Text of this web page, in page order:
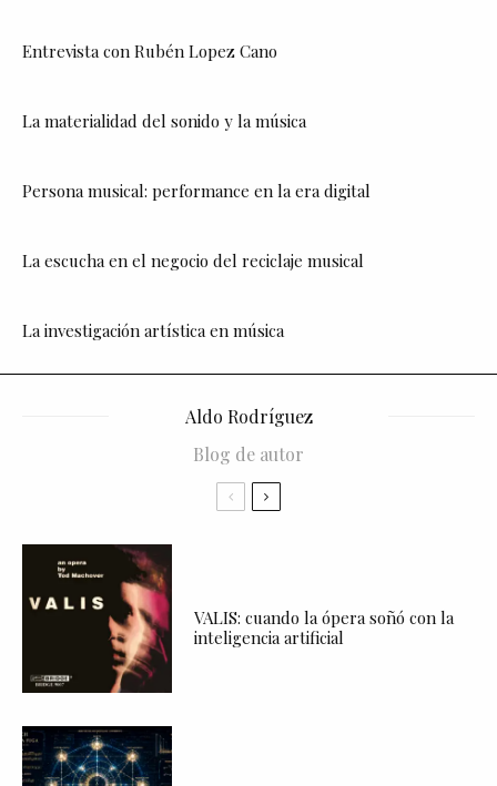
Entrevista con Rubén Lopez Cano
La materialidad del sonido y la música
Persona musical: performance en la era digital
La escucha en el negocio del reciclaje musical
La investigación artística en música
Aldo Rodríguez
Blog de autor
VALIS: cuando la ópera soñó con la
inteligencia artificial